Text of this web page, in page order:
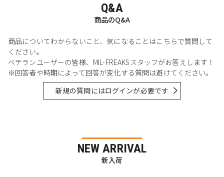
Q&A
商品のQ&A
商品についてわからないこと、気になることはこちらで質問して
ください。
ベテランユーザーの皆様、MIL-FREAKSスタッフがお答えします！
※回答者や時期によって回答が変化する質問は避けてください。
新規の質問にはログインが必要です
NEW ARRIVAL
新入荷